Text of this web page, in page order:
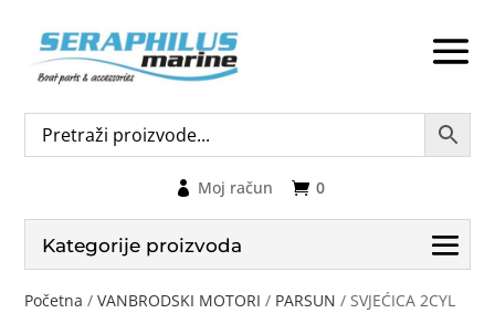
0
Moj račun
Kategorije proizvoda
Početna /VANBRODSKI MOTORI / PARSUN / SVJEĆICA 2CYL